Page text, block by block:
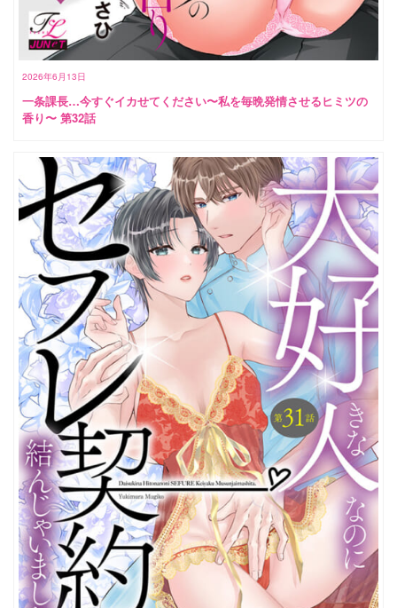
2026年6月13日
一条課長…今すぐイカせてください〜私を毎晩発情させるヒミツの
香り〜 第32話